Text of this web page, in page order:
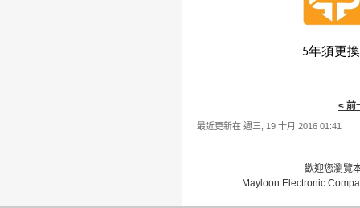
5年須更
< 前
最近更新在 週三, 19 十月 2016 01:41
歡迎您瀏覽
Mayloon Electronic